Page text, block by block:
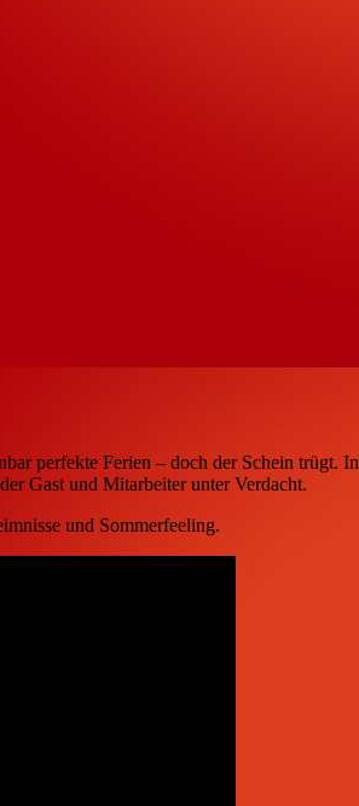
perfekte Ferien – doch der Schein trügt.
Gast und Mitarbeiter unter Verdacht.
und Sommerfeeling.